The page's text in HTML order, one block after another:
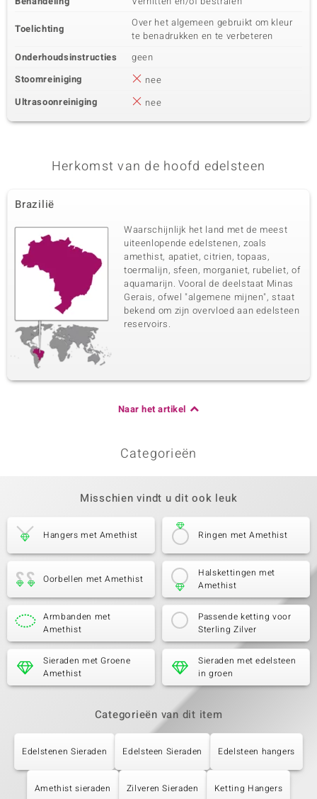
Toelichting
Over het algemeen gebruikt om kleur
te benadrukken en te verbeteren
Onderhoudsinstructies
geen
Stoomreiniging
nee
Ultrasoonreiniging
nee
Herkomst van de hoofd edelsteen
Brazilië
Waarschijnlijk het land met de meest
uiteenlopende edelstenen, zoals
amethist, apatiet, citrien, topaas,
toermalijn, sfeen, morganiet, rubeliet, of
aquamarijn. Vooral de deelstaat Minas
Gerais, ofwel "algemene mijnen", staat
bekend om zijn overvloed aan edelsteen
reservoirs.
Naar het artikel
Categorieën
Misschien vindt u dit ook leuk
Hangers met Amethist Ringen met Amethist
Oorbellen met Amethist
Halskettingen met
Amethist
Armbanden met
Amethist
Passende ketting voor
Sterling Zilver
Sieraden met Groene
Amethist
Sieraden met edelsteen
in groen
Categorieën van dit item
Edelstenen Sieraden Edelsteen Sieraden Edelsteen hangers
Amethist sieraden Zilveren Sieraden Ketting Hangers